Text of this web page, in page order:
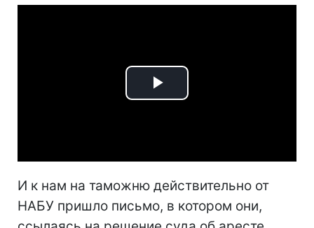
Play
И к нам на таможню действительно от
НАБУ пришло письмо, в котором они,